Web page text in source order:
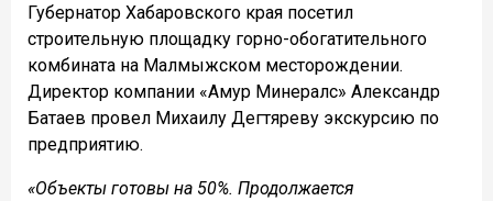
Губернатор Хабаровского края посетил
строительную площадку горно-обогатительного
комбината на Малмыжском месторождении.
Директор компании «Амур Минералс» Александр
Батаев провел Михаилу Дегтяреву экскурсию по
предприятию.
«Объекты готовы на 50%. Продолжается